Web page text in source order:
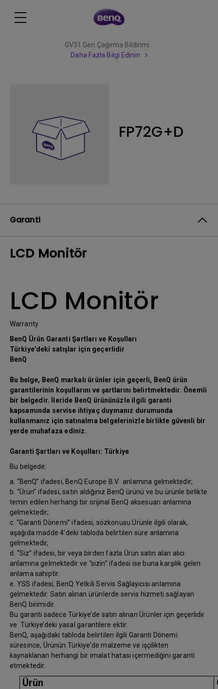
GV31 Geri Çağırma Bildirimi
Daha Fazla Bilgi Edinin
FP72G+D
Garanti
LCD Monitör
LCD Monitör
Warranty
BenQ Ürün Garanti Şartları ve Koşulları
Türkiye’deki satışlar için geçerlidir
BenQ
Bu belge, BenQ markalı ürünler için geçerli, BenQ ürün
garantilerinin koşullarını ve şartlarını belirtmektedir. Önemli
bir belgedir. İleride BenQ ürününüzle ilgili garanti
kapsamında servise ihtiyaç duymanız durumunda
kullanmanız için satınalma belgelerinizle birlikte güvenli bir
yerde muhafaza ediniz.
Garanti Şartları ve Koşulları: Türkiye
Bu belgede:
a. “BenQ” ifadesi, BenQ Europe B.V. anlamına gelmektedir;
b. “Ürün” ifadesi, satın aldığınız BenQ ürünü ve bu ürünle birlikte
temin edilen herhangi bir orijinal BenQ aksesuarı anlamına
gelmektedir;
c. “Garanti Dönemi” ifadesi, sözkonusu Ürünle ilgili olarak,
aşağıda madde 4’deki tabloda belirtilen süre anlamına
gelmektedir,
d. “Siz” ifadesi, bir veya birden fazla Ürün satın alan alıcı
anlamına gelmektedir ve “sizin” ifadesi ise buna karşılık gelen
anlama sahiptir.
e. YSS ifadesi, BenQ Yetkili Servis Sağlayıcısı anlamına
gelmektedir. Satın alınan ürünlerde servis hizmeti sağlayan
BenQ birimidir.
Bu garanti sadece Türkiye’de satın alınan Ürünler için geçerlidir
ve Türkiye’deki yasal garantilere ektir.
BenQ, aşağıdaki tabloda belirtilen ilgili Garanti Dönemi
süresince, Ürünün Türkiye’de malzeme ve işçilikten
kaynaklanan herhangi bir imalat hatası içermediğini garanti
etmektedir.
Ürün